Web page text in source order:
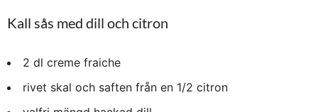
Kall sås med dill och citron
2 dl creme fraiche
rivet skal och saften från en 1/2 citron